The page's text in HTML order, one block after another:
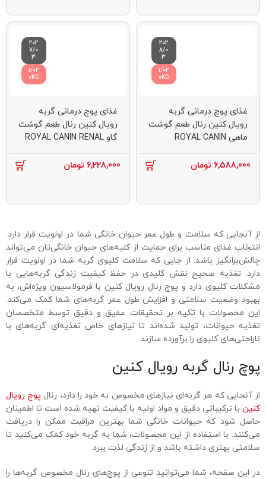
202
8/0
3
1/02
0KG
غذای پوچ درمانی گربه
رویال کنین رنال طعم گوشت
ماهی ROYAL CANIN
RENAL WITH FISH 12 *
85G
6,588,000 تومان
202
7/0
3
1/02
0KG
غذای پوچ درمانی گربه
رویال کنین رنال طعم گوشت
گاو ROYAL CANIN RENAL
WITH BEEF 12 * 85G
6,228,000 تومان
از آنجایی که سلامت و طول عمر حیوان خانگی شما در اولویت قرار دارد.
انتخاب غذای مناسب برای حمایت از کلیه‌های حیوان خانگی‌تان می‌تواند
چالش‌برانگیز باشد. از جایی که سلامت کلیوی گربه شما در اولویت قرار
دارد. تغذیه صحیح نقش کلیدی در حفظ کیفیت زندگی گربه‌هایی با
مشکلات کلیوی دارد و پوچ رنال رویال کنین با فرمولاسیون ویژه‌اش، به
بهبود وضعیت سلامتی و افزایش طول عمر گربه‌های شما کمک می‌کند.
این محصولات با تکیه بر تحقیقات عمیق و دقیق توسط متخصصان
تغذیه حیوانات، تولید شده‌اند تا نیازهای خاص تغذیه‌ای گربه‌های با
ناراحتی‌های کلیوی را برآورده سازند.
پوچ رنال گربه رویال کنین
از آنجایی که هر گربه‌ای نیازهای مخصوص به خود را دارد، رنال پوچ رویال
کنین با ترکیباتی دقیق و مواد اولیه با کیفیت تهیه شده است تا اطمینان
حاصل شود که حیوانات خانگی شما بهترین مراقبت ممکن را دریافت
می‌کنند. با استفاده از این محصولات، شما به گربه خود کمک می‌کنید تا
سلامتی بهتری داشته باشد و از زندگی لذت ببرد.
در این صفحه، شما می‌توانید تنوعی از پوچ‌های رنال مخصوص گربه‌ها را